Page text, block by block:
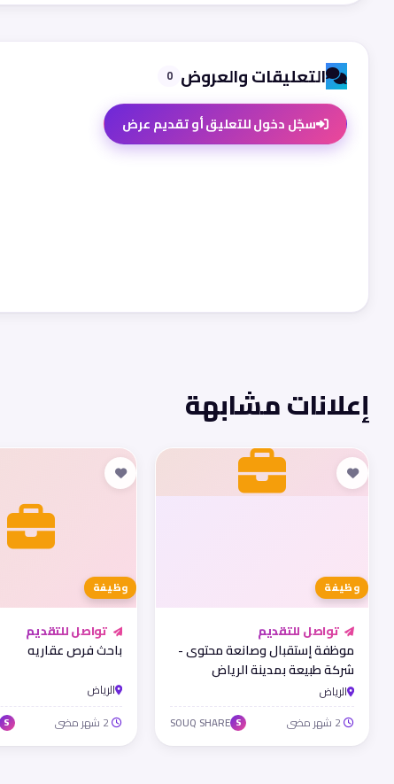
التعليقات والعروض 0
سجّل دخول للتعليق أو تقديم عرض
إعلانات مشابهة
وظيفة
تواصل للتقديم
موظفة إستقبال وصانعة محتوى -
شركة طبيعة بمدينة الرياض
الرياض
S
SOUQ SHARE
وظيفة
تواصل للتقديم
باحث فرص عقاريه
الرياض
2 شهر مضى
S